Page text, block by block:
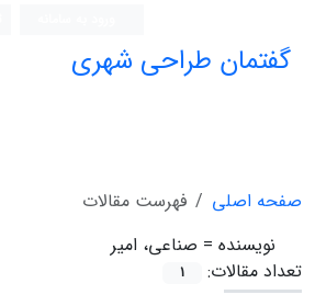
گفتمان طراحی شهری
صفحه اصلی
فهرست مقالات
نویسنده = صناعی، امیر
تعداد مقالات:
1